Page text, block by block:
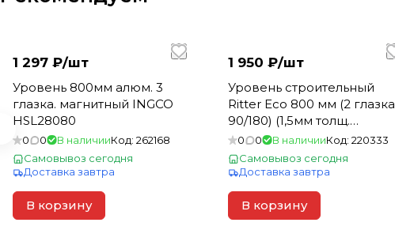
1 297 ₽/шт
Уровень 800мм алюм. 3
глазка. магнитный INGCO
HSL28080
0 0 В наличииКод: 262168
Самовывоз сегодня
Доставка завтра
В корзину
1 950 ₽/шт
Уровень строительный
Ritter Eco 800 мм (2 глазка
90/180) (1,5мм толщ.
алюминиевый) (30)
0 0 В наличииКод: 220333
Самовывоз сегодня
Доставка завтра
В корзину